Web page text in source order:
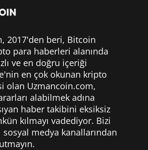
2017'den beri, Bitcoin
para haberleri alanında
ve en doğru içeriği
en çok okunan kripto
olan Uzmancoin.com,
alabilmek adına
haber takibini eksiksiz
kılmayı vadediyor. Bizi
sosyal medya kanallarından